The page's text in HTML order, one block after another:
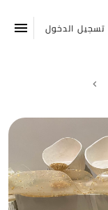
تسجيل الدخول